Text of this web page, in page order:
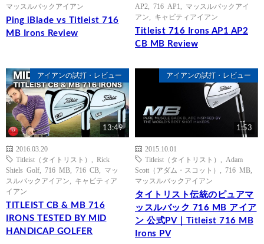
マッスルバックアイアン
Ping iBlade vs Titleist 716
MB Irons Review
AP2
716 AP1
マッスルバックアイ
アン
キャビティアイアン
Titleist 716 Irons AP1 AP2
CB MB Review
アイアンの試打・レビュー
13:49
2016.03.20
Titleist（タイトリスト）
Rick
Shiels Golf
716 MB 716 CB
マッ
スルバックアイアン
キャビティア
イアン
TITLEIST CB & MB 716
IRONS TESTED BY MID
HANDICAP GOLFER
アイアンの試打・レビュー
1:53
2015.10.01
Titleist（タイトリスト）
Adam
Scott（アダム・スコット）
716 MB
マッスルバックアイアン
タイトリスト伝統のピュアマ
ッスルバック 716 MB アイア
ン 公式PV｜Titleist 716 MB
Irons PV